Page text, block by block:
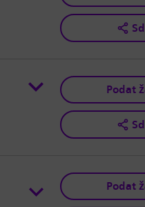
Podat
Podat